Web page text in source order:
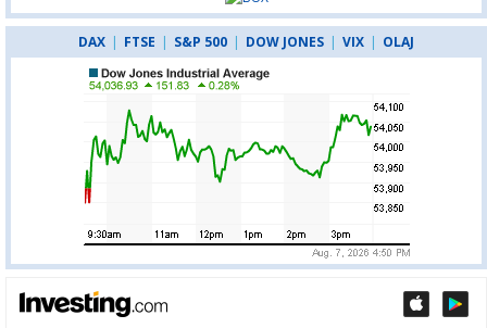
DAX | FTSE | S&P 500 | DOW JONES | VIX | OLAJ